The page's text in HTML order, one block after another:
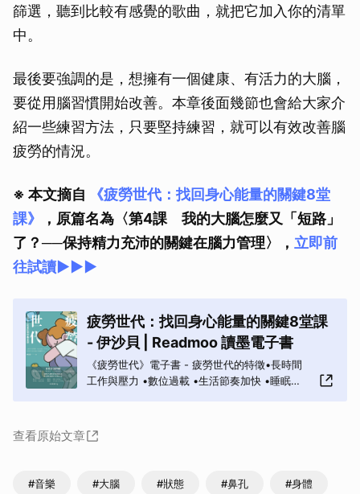
篩選，聽到比較有感覺的歌曲，就把它加入你的清單
中。
最後要強調的是，想擁有一個健康、有活力的大腦，
要從用腦習慣開始改善。本章後面幾節也會給大家介
紹一些練習方法，只要堅持練習，就可以有效改善腦
疲勞的情況。
※ 本文摘自
《疲勞世代：找回身心能量的關鍵8堂
課》
，原篇名為〈第4課 我的大腦怎麼又「短路」
了？──保持精力充沛的關鍵在腦力管理〉， 立即前
往試讀►►►
疲勞世代：找回身心能量的關鍵8堂課
- 伊沙貝 | Readmoo 讀墨電子書
《疲勞世代》電子書 - 疲勞世代的特徵•長時間
工作與壓力 •數位過載 •生活節奏加快 •睡眠不
查看原始文章
#音樂 #大腦 #狀態 #鼻孔 #身體
取消